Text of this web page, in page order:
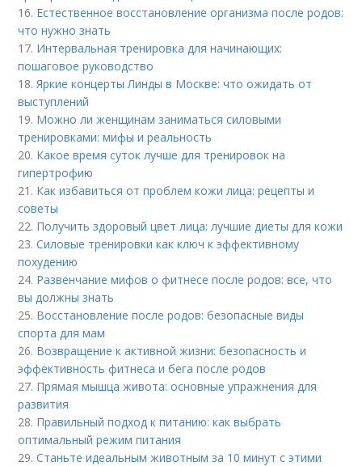
16. Естественное восстановление организма после родов:
что нужно знать
17. Интервальная тренировка для начинающих:
пошаговое руководство
18. Яркие концерты Линды в Москве: что ожидать от
выступлений
19. Можно ли женщинам заниматься силовыми
тренировками: мифы и реальность
20. Какое время суток лучше для тренировок на
гипертрофию
21. Как избавиться от проблем кожи лица: рецепты и
советы
22. Получить здоровый цвет лица: лучшие диеты для кожи
23.Силовые тренировки как ключ к эффективному
похудению
24. Развенчание мифов о фитнесе после родов: все, что
вы должны знать
25. Восстановление после родов: безопасные виды
спорта для мам
26. Возвращение к активной жизни: безопасность и
эффективность фитнеса и бега после родов
27. Прямая мышца живота: основные упражнения для
развития
28. Правильный подход к питанию: как выбрать
оптимальный режим питания
29.Станьте идеальным животным за 10 минут с этими